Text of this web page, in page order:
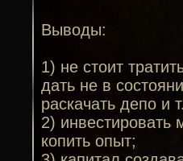
Выводы:
1) не стоит
дать не в
раскачать депо и
2) инвестировать
копить опыт;